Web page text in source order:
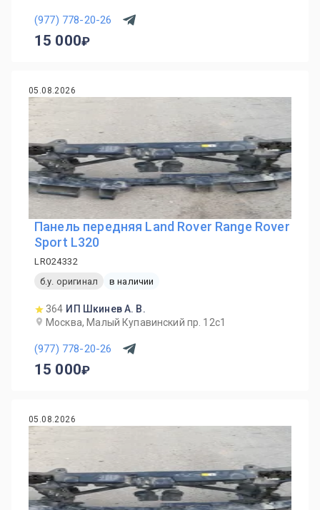
(977) 778-20-26
15 000
05.08.2026
Панель передняя Land Rover Range Rover
Sport L320
LR024332
б.у. оригинал
в наличии
364 ИП Шкинев А. В.
Москва, Малый Купавинский пр. 12с1
(977) 778-20-26
15 000
05.08.2026